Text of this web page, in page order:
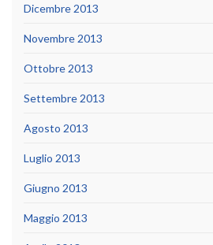
Dicembre 2013
Novembre 2013
Ottobre 2013
Settembre 2013
Agosto 2013
Luglio 2013
Giugno 2013
Maggio 2013